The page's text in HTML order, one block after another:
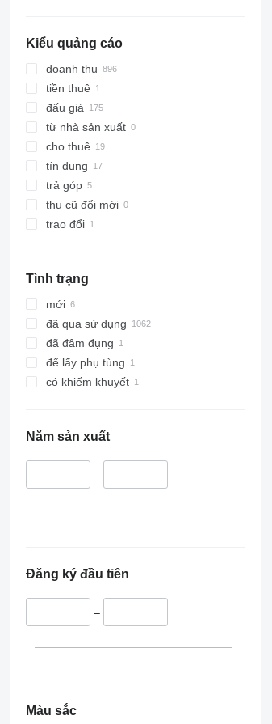
Kiểu quảng cáo
doanh thu
tiền thuê
đấu giá
từ nhà sản xuất
cho thuê
tín dụng
trả góp
thu cũ đổi mới
trao đổi
Tình trạng
mới
đã qua sử dụng
đã đâm đụng
để lấy phụ tùng
có khiếm khuyết
Năm sản xuất
–
Đăng ký đầu tiên
–
Màu sắc